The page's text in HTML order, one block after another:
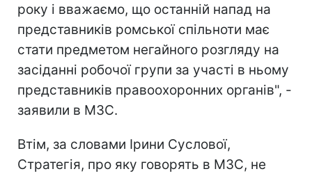
року і вважаємо, що останній напад на
представників ромської спільноти має
стати предметом негайного розгляду на
засіданні робочої групи за участі в ньому
представників правоохоронних органів", -
заявили в МЗС.
Втім, за словами Ірини Суслової,
Стратегія, про яку говорять в МЗС, не